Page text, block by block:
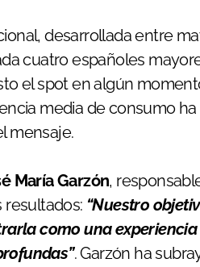
desarrollada entre
cuatro españoles
el spot en algún
media de consumo
mensaje.
María Garzón,
resultados: “Nuestro
como una
. Garzón ha